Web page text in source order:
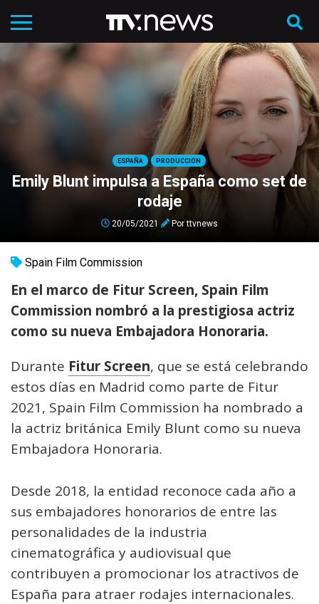
ESPAÑA PRODUCCIÓN
Emily Blunt impulsa a España como set de
rodaje
20/05/2021 Porttvnews
Spain Film Commission
En el marco de Fitur Screen, Spain Film
Commission nombró a la prestigiosa actriz
como su nueva Embajadora Honoraria.
Durante Fitur Screen, que se está celebrando
estos días en Madrid como parte de Fitur
2021, Spain Film Commission ha nombrado a
la actriz británica Emily Blunt como su nueva
Embajadora Honoraria.
Desde 2018, la entidad reconoce cada año a
sus embajadores honorarios de entre las
personalidades de la industria
cinematográfica y audiovisual que
contribuyen a promocionar los atractivos de
España para atraer rodajes internacionales.